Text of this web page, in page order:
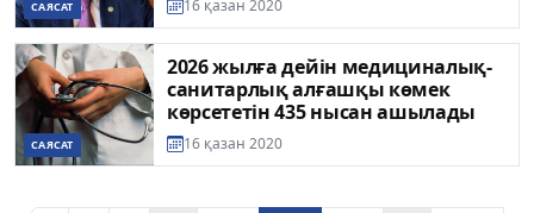
САЯСАТ 16 қазан 2020
САЯСАТ
2026 жылға дейін медициналық-
санитарлық алғашқы көмек
көрсететін 435 нысан ашылады
16 қазан 2020